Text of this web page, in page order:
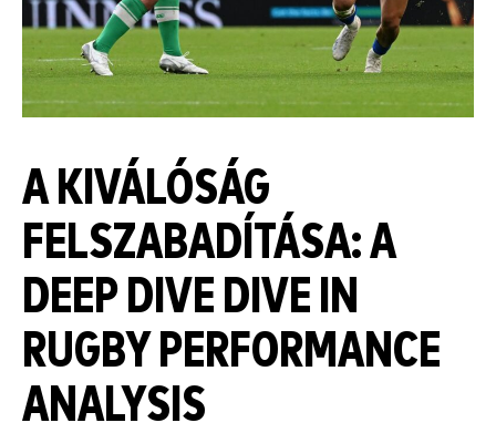
A KIVÁLÓSÁG
FELSZABADÍTÁSA: A
DEEP DIVE DIVE IN
RUGBY PERFORMANCE
ANALYSIS